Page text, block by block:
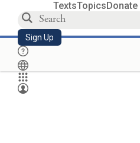
TextsTopicsDonate
Sign Up